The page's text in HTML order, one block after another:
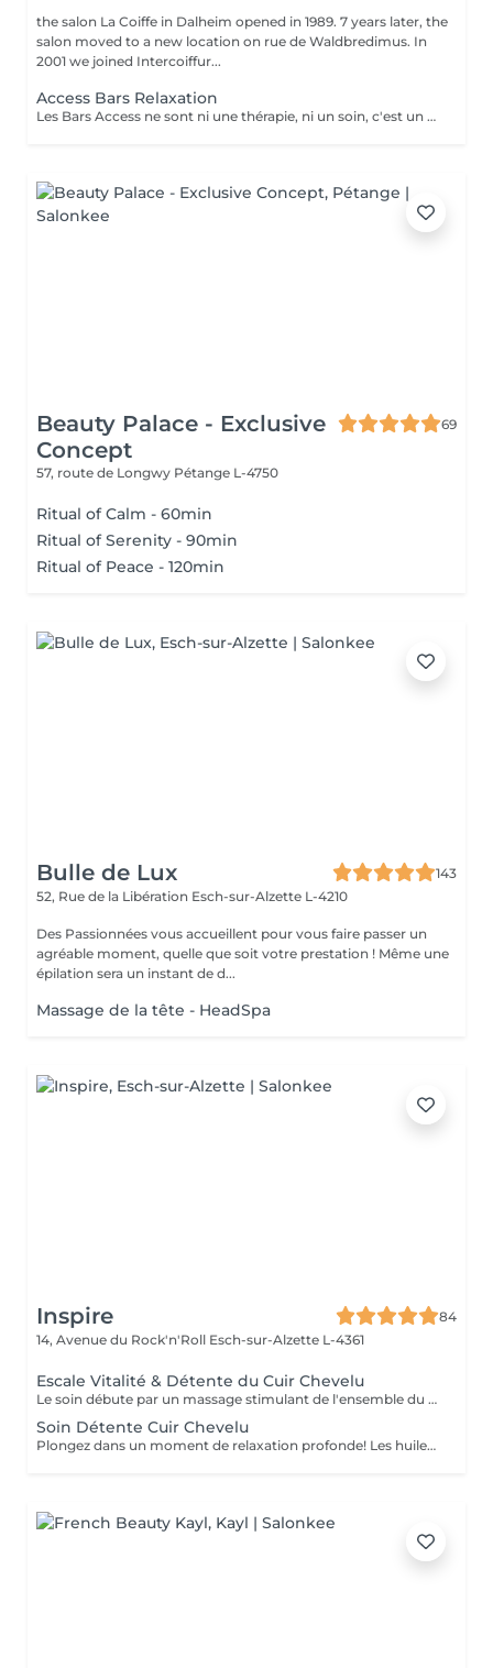
the salon La Coiffe in Dalheim opened in 1989. 7 years later, the
salon moved to a new location on rue de Waldbredimus. In
2001 we joined Intercoiffur...
Access Bars Relaxation
Les Bars Access ne sont ni une thérapie, ni un soin, c'est un outil qui favorise le fameux « lâcher-prise ». La stimulation de ces points entraîne un relâchement des blocages mentaux, provoque une relaxation intense et lorsque touchés doucement, ils relâchent sans effort, tout ce qui empêche de recevoir.
Beauty Palace - Exclusive
Concept
69
57, route de Longwy Pétange L-4750
Ritual of Calm - 60min
Ritual of Serenity - 90min
Ritual of Peace - 120min
Bulle de Lux
143
52, Rue de la Libération Esch-sur-Alzette L-4210
Des Passionnées vous accueillent pour vous faire passer un
agréable moment, quelle que soit votre prestation ! Même une
épilation sera un instant de d...
Massage de la tête - HeadSpa
Inspire
84
14, Avenue du Rock'n'Roll Esch-sur-Alzette L-4361
Escale Vitalité & Détente du Cuir Chevelu
Le soin débute par un massage stimulant de l'ensemble du cuir chevelu afin d'activer la microcirculation et favoriser la vitalité du cheveu. Une huile botanique rafraîchissante est appliquée sur les racines pour purifier le cuir chevelu, apporter une agréable sensation de fraîcheur et contribuer à son équilibre naturel. Une seconde huile au Neem et Coco est ensuite travaillée sur les longueurs et les pointes afin de nourrir, assouplir et protéger la fibre capillaire face aux agressions estivales telles que le soleil, le vent ou les baignades. Les manuvres lentes, enveloppantes et répétitives procurent une profonde sensation de relâchement. Les tensions accumulées se dissipent progressivement tandis que le corps et l'esprit s'abandonnent à une détente profonde. Les cheveux retrouvent douceur, souplesse et éclat, tandis que le cuir chevelu bénéficie d'un véritable bain de fraîcheur. Une parenthèse de bien-être et de calme entre deux soirées terrasses au soleil !
Soin Détente Cuir Chevelu
Plongez dans un moment de relaxation profonde! Les huiles naturelles au Neem stimulent le cuir chevelu et la pousse des cheveux. Le massage de la tête, du cuir chevelu et de la nuque vous emporte dans un doux moment de détente.